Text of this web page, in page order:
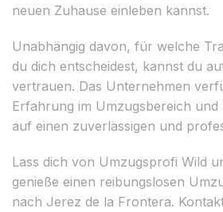
neuen Zuhause einleben kannst.
Unabhängig davon, für welche
du dich entscheidest, kannst du
vertrauen. Das Unternehmen
Erfahrung im Umzugsbereich
auf einen zuverlässigen und
Lass dich von Umzugsprofi Wild
genieße einen reibungslosen
nach Jerez de la Frontera.